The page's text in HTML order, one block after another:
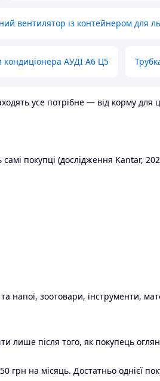
вентилятор із контейнером для
кондиціонера АУДІ А6 Ц5
усе потрібне — від корму для
покупці (дослідження Kantar,
зоотовари, інструменти,
лише після того, як покупець
грн на місяць. Достатньо однієї